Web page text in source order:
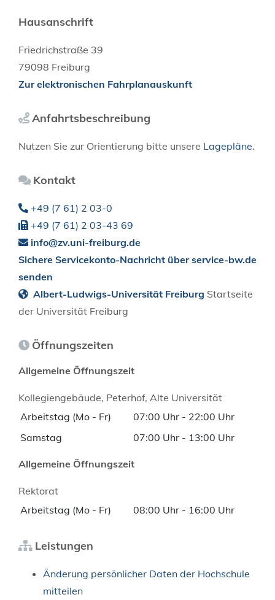
Hausanschrift
Friedrichstraße 39
79098 Freiburg
Zur elektronischen Fahrplanauskunft
Anfahrtsbeschreibung
Nutzen Sie zur Orientierung bitte unsere Lagepläne.
Kontakt
+49 (7 61) 2 03-0
+49 (7 61) 2 03-43 69
info@zv.uni-freiburg.de
Sichere Servicekonto-Nachricht über service-bw.de
senden
Albert-Ludwigs-Universität Freiburg Startseite
der Universität Freiburg
Öffnungszeiten
Allgemeine Öffnungszeit
Kollegiengebäude, Peterhof, Alte Universität
Arbeitstag (Mo - Fr)
07:00 Uhr - 22:00 Uhr
Samstag
07:00 Uhr - 13:00 Uhr
Allgemeine Öffnungszeit
Rektorat
Arbeitstag (Mo - Fr)
08:00 Uhr - 16:00 Uhr
Leistungen
Änderung persönlicher Daten der Hochschule
mitteilen